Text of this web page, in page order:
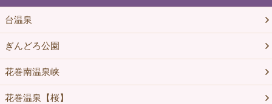
台温泉
ぎんどろ公園
花巻南温泉峡
花巻温泉【桜】